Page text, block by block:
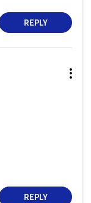
REPLY
REPLY